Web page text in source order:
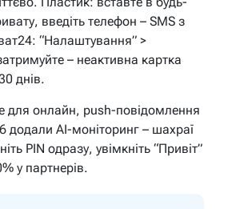
введіть телефон – SMS з
“Налаштування” >
– неактивна картка
днів.
для онлайн, push-повідомлення
додали AI-моніторинг – шахраї
PIN одразу, увімкніть “Привіт”
у партнерів.